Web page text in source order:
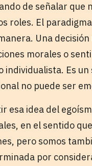
de señalar que
roles. El
Una decisión
morales o
individualista. Es un
no puede ser
esa idea del
en el sentido
pero somos
por